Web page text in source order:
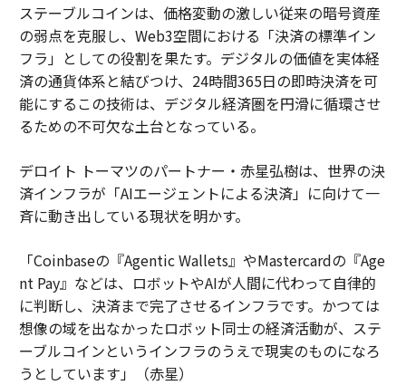
ステーブルコインは、価格変動の激しい従来の暗号資産
の弱点を克服し、Web3空間における「決済の標準イン
フラ」としての役割を果たす。デジタルの価値を実体経
済の通貨体系と結びつけ、24時間365日の即時決済を可
能にするこの技術は、デジタル経済圏を円滑に循環させ
るための不可欠な土台となっている。
デロイト トーマツのパートナー・赤星弘樹は、世界の決
済インフラが「AIエージェントによる決済」に向けて一
斉に動き出している現状を明かす。
「Coinbaseの『Agentic Wallets』やMastercardの『Age
nt Pay』などは、ロボットやAIが人間に代わって自律的
に判断し、決済まで完了させるインフラです。かつては
想像の域を出なかったロボット同士の経済活動が、ステ
ーブルコインというインフラのうえで現実のものになろ
うとしています」（赤星）